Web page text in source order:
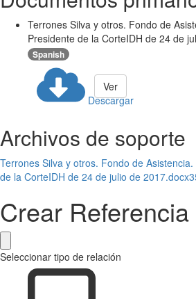
Terrones Silva y otros. Fondo de
Presidente de la CorteIDH de 24 de
Spanish
Descargar
Ver
Archivos de soporte
Terrones Silva y otros. Fondo de
de la CorteIDH de 24 de julio de 2017.docx
Crear Referencia
Seleccionar tipo de relación